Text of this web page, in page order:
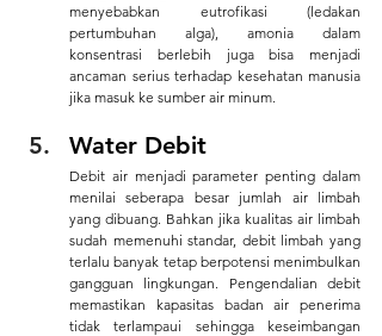
menyebabkan eutrofikasi (ledakan
pertumbuhan alga), amonia dalam
konsentrasi berlebih juga bisa menjadi
ancaman serius terhadap kesehatan manusia
jika masuk ke sumber air minum.
Water Debit
Debit air menjadi parameter penting dalam
menilai seberapa besar jumlah air limbah
yang dibuang. Bahkan jika kualitas air limbah
sudah memenuhi standar, debit limbah yang
terlalu banyak tetap berpotensi menimbulkan
gangguan lingkungan. Pengendalian debit
memastikan kapasitas badan air penerima
tidak terlampaui sehingga keseimbangan